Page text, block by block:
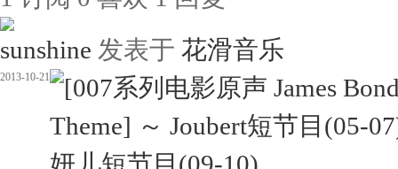
sunshine 发表于 花滑音乐
2013-10-21